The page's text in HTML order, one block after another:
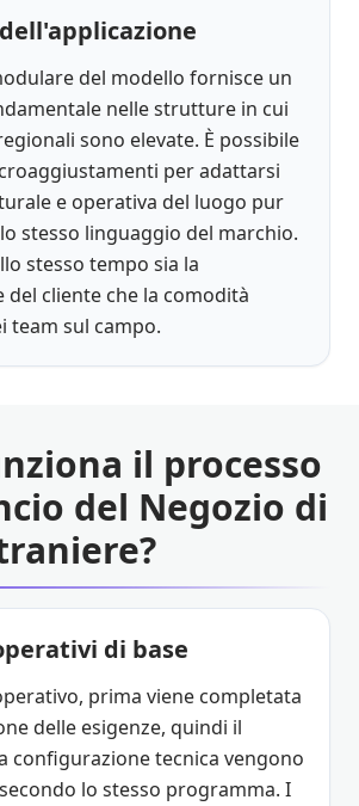
del modello fornisce un
nelle strutture in cui
sono elevate. È possibile
per adattarsi
e operativa del luogo pur
stesso linguaggio del marchio.
stesso tempo sia la
del cliente che la comodità
team sul campo.
il processo
del Negozio di
di base
prima viene completata
delle esigenze, quindi il
configurazione tecnica vengono
lo stesso programma. I